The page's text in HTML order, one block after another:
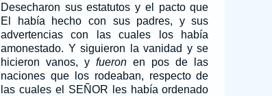
Desecharon sus estatutos y el pacto que
El había hecho con sus padres, y sus
advertencias con las cuales los había
amonestado. Y siguieron la vanidad y se
hicieron vanos, yfueron en pos de las
naciones que los rodeaban, respecto de
las cuales el SEÑOR les había ordenado